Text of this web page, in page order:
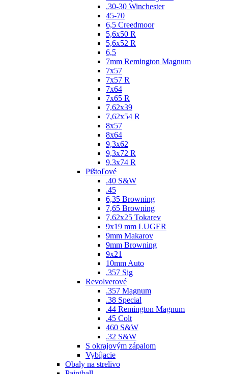
.30-30 Winchester
45-70
6,5 Creedmoor
5,6x50 R
5,6x52 R
6,5
7mm Remington Magnum
7x57
7x57 R
7x64
7x65 R
7,62x39
7,62x54 R
8x57
8x64
9,3x62
9,3x72 R
9,3x74 R
Pištoľové
.40 S&W
.45
6,35 Browning
7,65 Browning
7,62x25 Tokarev
9x19 mm LUGER
9mm Makarov
9mm Browning
9x21
10mm Auto
.357 Sig
Revolverové
.357 Magnum
.38 Special
.44 Remington Magnum
.45 Colt
460 S&W
.32 S&W
S okrajovým zápalom
Vybíjacie
Obaly na strelivo